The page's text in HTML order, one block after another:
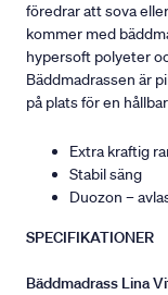
föredrar att sova
kommer med
hypersoft polyeter
Bäddmadrassen är
på plats för en
Extra kraftig
Stabil säng
Duozon –
SPECIFIKATIONER
Bäddmadrass Lina